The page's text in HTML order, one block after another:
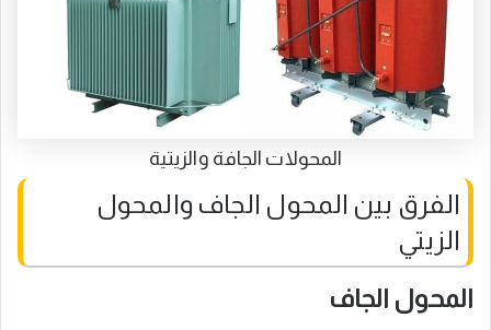
المحولات الجافة والزيتية
الفرق بين المحول الجاف والمحول
الزيتي
المحول الجاف